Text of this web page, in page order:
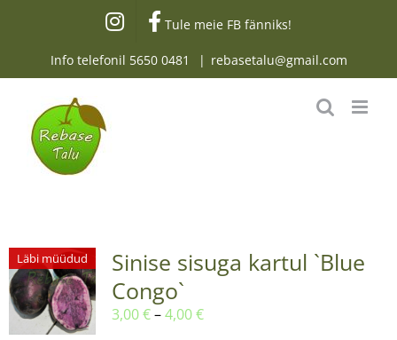
Tule meie FB fänniks!
Info telefonil 5650 0481 | rebasetalu@gmail.com
Läbi müüdud
Sinise sisuga kartul `Blue
Congo`
3,00€ – 4,00€Hinnavahemik: